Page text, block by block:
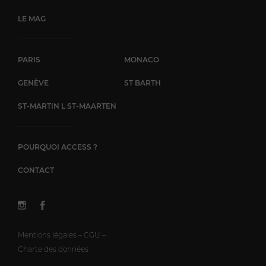
LE MAG
PARIS MONACO
GENÈVE ST BARTH
ST-MARTIN L ST-MAARTEN
POURQUOI ACCESS ?
CONTACT
Mentions légales – CGU –
Charte des données